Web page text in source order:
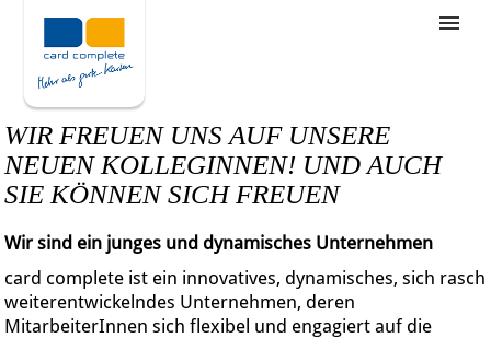
Stellenangebote
Unternehmensziele
Was wir bieten
Wie bewerbe ich mich
WIR FREUEN UNS AUF UNSERE
NEUEN KOLLEGINNEN! UND AUCH
SIE KÖNNEN SICH FREUEN
Wir sind ein junges und dynamisches Unternehmen
card complete ist ein innovatives, dynamisches, sich rasch
weiterentwickelndes Unternehmen, deren
MitarbeiterInnen sich flexibel und engagiert auf die